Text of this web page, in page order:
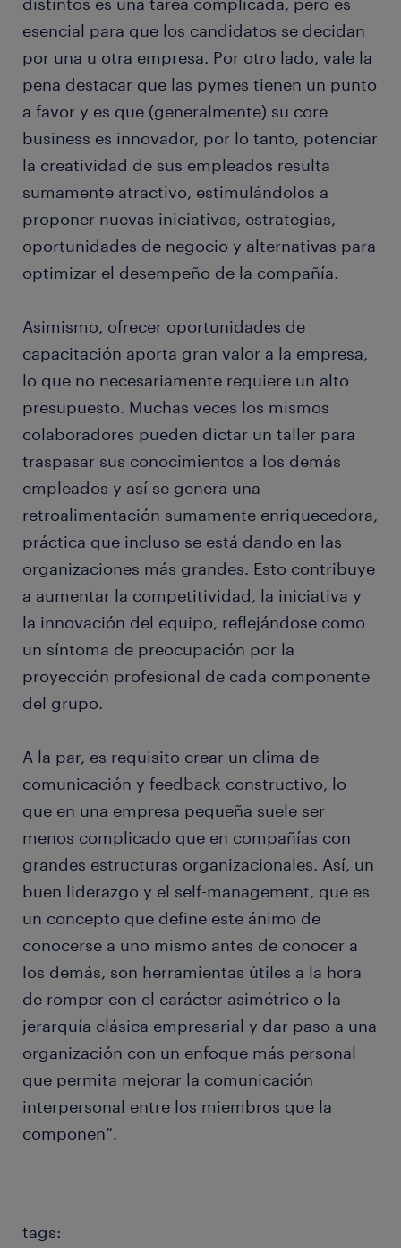
esencial para que los candidatos se decidan
por una u otra empresa. Por otro lado, vale la
pena destacar que las pymes tienen un punto
a favor y es que (generalmente) su core
business es innovador, por lo tanto, potenciar
la creatividad de sus empleados resulta
sumamente atractivo, estimulándolos a
proponer nuevas iniciativas, estrategias,
oportunidades de negocio y alternativas para
optimizar el desempeño de la compañía.
Asimismo, ofrecer oportunidades de
capacitación aporta gran valor a la empresa,
lo que no necesariamente requiere un alto
presupuesto. Muchas veces los mismos
colaboradores pueden dictar un taller para
traspasar sus conocimientos a los demás
empleados y así se genera una
retroalimentación sumamente enriquecedora,
práctica que incluso se está dando en las
organizaciones más grandes. Esto contribuye
a aumentar la competitividad, la iniciativa y
la innovación del equipo, reflejándose como
un síntoma de preocupación por la
proyección profesional de cada componente
del grupo.
A la par, es requisito crear un clima de
comunicación y feedback constructivo, lo
que en una empresa pequeña suele ser
menos complicado que en compañías con
grandes estructuras organizacionales. Así, un
buen liderazgo y el self-management, que es
un concepto que define este ánimo de
conocerse a uno mismo antes de conocer a
los demás, son herramientas útiles a la hora
de romper con el carácter asimétrico o la
jerarquía clásica empresarial y dar paso a una
organización con un enfoque más personal
que permita mejorar la comunicación
interpersonal entre los miembros que la
componen”.
tags: